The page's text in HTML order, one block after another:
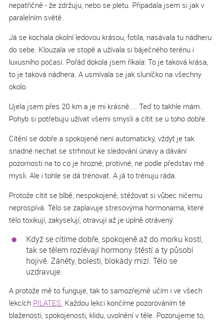
nepatřičně - že zdržuju, nebo se pletu. Připadala jsem si jak v
paralelním světě.
Já se kochala okolní ledovou krásou, fotila, nasávala tu nádheru
do sebe. Klouzala ve stopě a užívala si báječného terénu i
luxusního počasí. Pořád dokola jsem říkala: To je taková krása,
to je taková nádhera. A usmívala se jak sluníčko na všechny
okolo.
Ujela jsem přes 20 km a je mi krásně.... Teď to takhle mám.
Pohyb si potřebuju užívat všemi smysli a cítit se u toho dobře.
Cítění se dobře a spokojeně není automatický, vždyť je tak
snadné nechat se strhnout ke sledování únavy a dávání
pozornosti na to co je hrozné, protivné, ne podle představ mé
mysli. Ale i tohle se dá trénovat. A já to trénuju ráda.
Protože cítit se blbě, nespokojeně, stěžovat si vůbec ničemu
neprospívá. Tělo se zaplavuje stresovýma hormonama, které
tělo toxikují, zakyselují, otravují až je úplně otrávený.
Když se cítíme dobře, spokojeně až do morku kostí,
tak se tělem rozlévají hormony štěstí a ty působí
hojivě. Záněty, bolesti, blokády mizí. Tělo se
uzdravuje.
A protože mě to funguje, tak to samozřejmě učím i ve všech
lekcích PILATES. Každou lekci končíme pozorováním té
blaženosti, spokojenosti, klidu, uvolnění v těle. Pozorujeme to,